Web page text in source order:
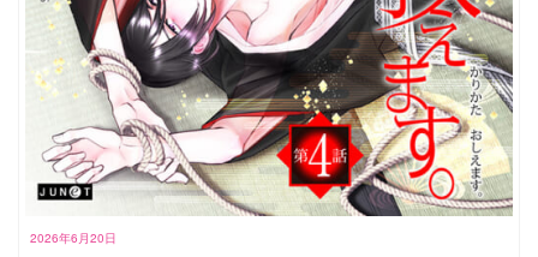
2026年6月20日